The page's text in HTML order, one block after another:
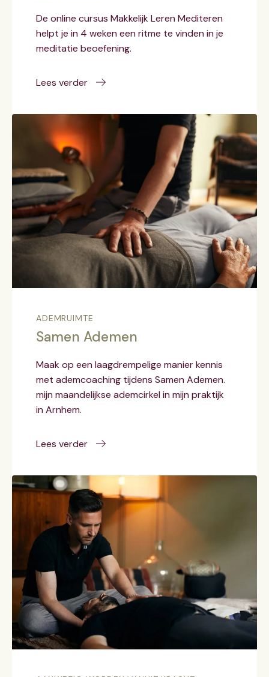
De online cursus Makkelijk Leren Mediteren
helpt je in 4 weken een ritme te vinden in je
meditatie beoefening.
Lees verder
ADEMRUIMTE
Samen Ademen
Maak op een laagdrempelige manier kennis
met ademcoaching tijdens Samen Ademen.
mijn maandelijkse ademcirkel in mijn praktijk
in Arnhem.
Lees verder